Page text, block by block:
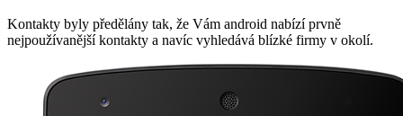
Kontakty byly předělány tak, že Vám android nabízí prvně
nejpoužívanější kontakty a navíc vyhledává blízké firmy v okolí.